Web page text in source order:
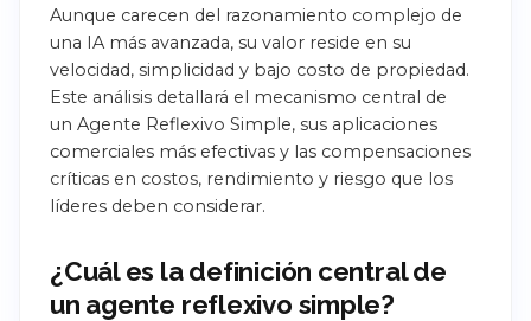
Aunque carecen del razonamiento complejo de
una IA más avanzada, su valor reside en su
velocidad, simplicidad y bajo costo de propiedad.
Este análisis detallará el mecanismo central de
un Agente Reflexivo Simple, sus aplicaciones
comerciales más efectivas y las compensaciones
críticas en costos, rendimiento y riesgo que los
líderes deben considerar.
¿Cuál es la definición central de
un agente reflexivo simple?